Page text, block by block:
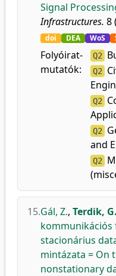
Signal
Infrastructures. 8
doi DEA WoS
Folyóirat-
mutatók:
Q2
Q2
Q2
Q2
and
Q2
15.Gál, Z., Terdik, G.
stacionárius
mintázata = On
nonstationary